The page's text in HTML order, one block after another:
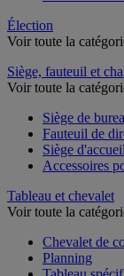
Élection
Voir toute la
Siège, fauteuil et
Voir toute la
Siège de
Fauteuil de
Siège
Accessoires
Tableau et chevalet
Voir toute la
Chevalet de
Planning